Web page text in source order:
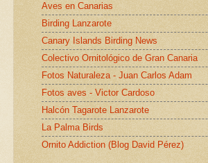
Aves en Canarias
Birding Lanzarote
Canary Islands Birding News
Colectivo Ornitológico de Gran Canaria
Fotos Naturaleza - Juan Carlos Adam
Fotos aves - Victor Cardoso
Halcón Tagarote Lanzarote
La Palma Birds
Ornito Addiction (Blog David Pérez)